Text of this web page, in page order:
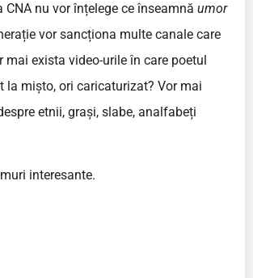
CNA nu vor înțelege ce înseamnă umor
vor sancționa multe canale care
exista video-urile în care poetul
la mișto, ori caricaturizat? Vor mai
etnii, grași, slabe, analfabeți
interesante.